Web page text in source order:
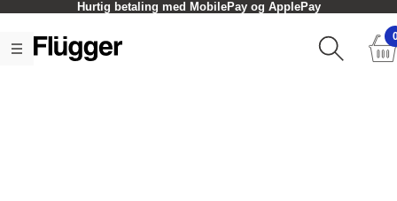
Hurtig betaling med MobilePay og ApplePay